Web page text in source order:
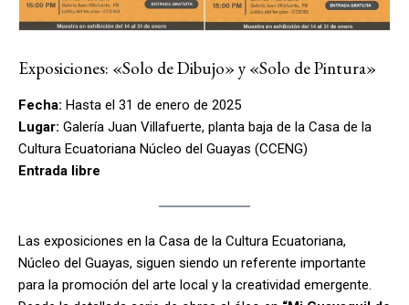
Exposiciones: «Solo de Dibujo» y «Solo de Pintura»
Fecha: Hasta el 31 de enero de 2025
Lugar: Galería Juan Villafuerte, planta baja de la Casa de la
Cultura Ecuatoriana Núcleo del Guayas (CCENG)
Entrada libre
Las exposiciones en la Casa de la Cultura Ecuatoriana,
Núcleo del Guayas, siguen siendo un referente importante
para la promoción del arte local y la creatividad emergente.